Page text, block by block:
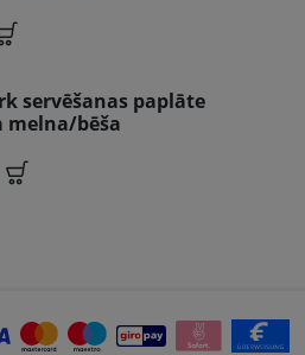
servēšanas paplāte
melna/bēša